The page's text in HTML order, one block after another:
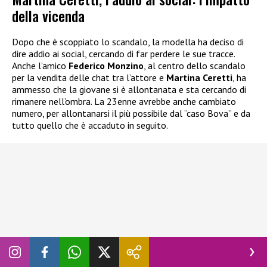
della vicenda
Dopo che è scoppiato lo scandalo, la modella ha deciso di
dire addio ai social, cercando di far perdere le sue tracce.
Anche l’amico Federico Monzino , al centro dello scandalo
per la vendita delle chat tra l’attore e Martina Ceretti , ha
ammesso che la giovane si è allontanata e sta cercando di
rimanere nell’ombra. La 23enne avrebbe anche cambiato
numero, per allontanarsi il più possibile dal “caso Bova” e da
tutto quello che è accaduto in seguito.